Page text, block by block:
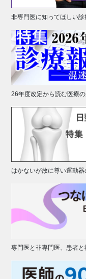
非専門医に知ってほしい診
26年度改定から読む医療
はかないが故に尊い運動器
専門医と非専門医、患者